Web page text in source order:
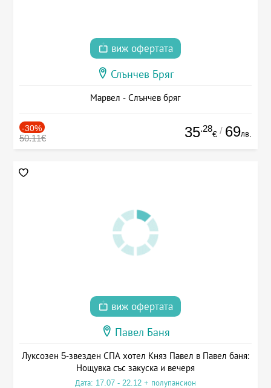
виж офертата
Слънчев Бряг
Марвел - Слънчев бряг
-30%
50.11€ 35.28
€ / 69лв.
виж офертата
Павел Баня
Луксозен 5-звезден СПА хотел Княз Павел в Павел баня:
Нощувка със закуска и вечеря
Дата: 17.07 - 22.12 + полупансион